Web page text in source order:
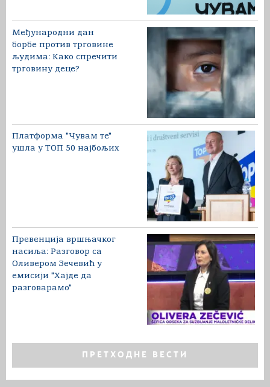
Међународни дан
борбе против трговине
људима: Како спречити
трговину деце?
Платформа "Чувам те"
ушла у ТОП 50 најбољих
Превенција вршњачког
насиља: Разговор са
Оливером Зечевић у
емисији "Хајде да
разговарамо"
ПРЕТХОДНЕ ВЕСТИ